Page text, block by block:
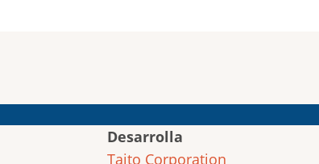
Desarrolla
Taito Corporation